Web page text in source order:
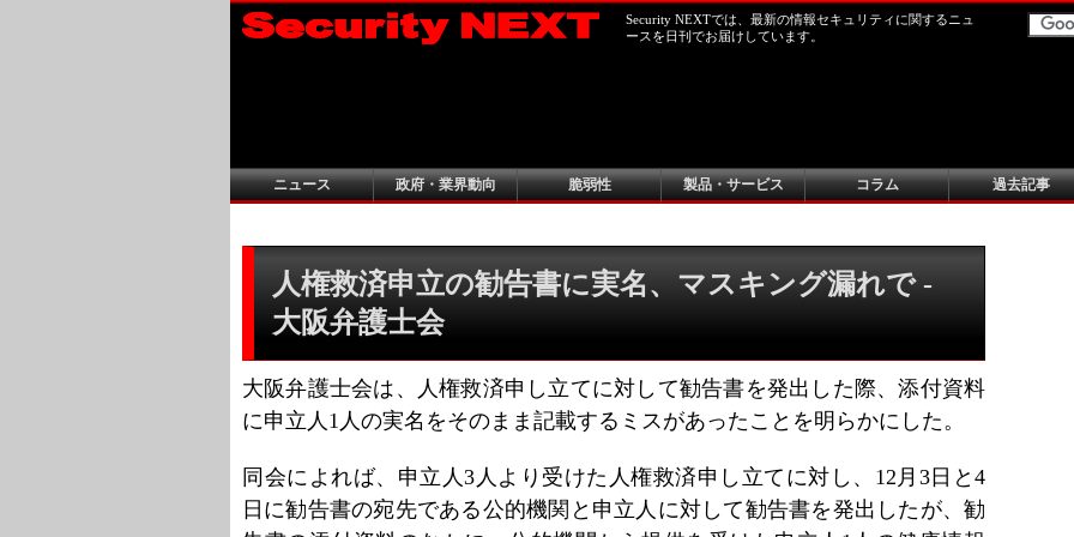
Security NEXTでは、最新の情報セキュリティに関するニュ
ースを日刊でお届けしています。
ニュース 政府・業界動向 脆弱性 製品・サービス コラム 過去記事
人権救済申立の勧告書に実名、マスキング漏れで -
大阪弁護士会
大阪弁護士会は、人権救済申し立てに対して勧告書を発出した際、添付資料
に申立人1人の実名をそのまま記載するミスがあったことを明らかにした。
同会によれば、申立人3人より受けた人権救済申し立てに対し、12月3日と4
日に勧告書の宛先である公的機関と申立人に対して勧告書を発出したが、勧